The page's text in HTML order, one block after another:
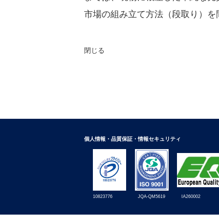
市場の組み立て方法（段取り）
閉じる
個人情報・品質保証・情報セキュリティ
10823776 IA260002